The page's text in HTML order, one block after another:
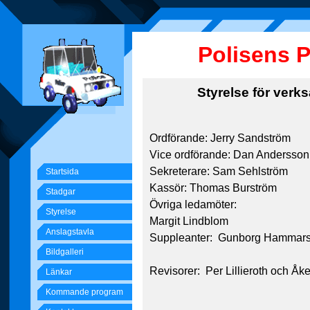
Startsida
Stadgar
Styrelse
Anslagstavla
Bildgalleri
Länkar
Kommande program
Polisens
Styrelse för
Ordförande: Jerry Sandström
Vice ordförande: Dan Andersson
Sekreterare: Sam Sehlström
Kassör: Thomas Burström
Övriga ledamöter:
Margit Lindblom
Suppleanter: Gunborg
Revisorer: Per Lillieroth och